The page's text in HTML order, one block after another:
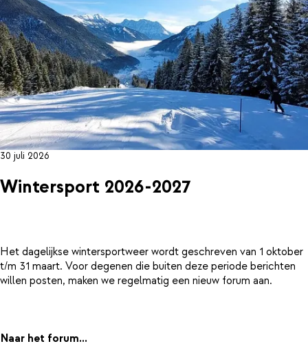
30 juli 2026
Wintersport 2026-2027
Het dagelijkse wintersportweer wordt geschreven van 1 oktober
t/m 31 maart. Voor degenen die buiten deze periode berichten
willen posten, maken we regelmatig een nieuw forum aan.
Naar het forum...